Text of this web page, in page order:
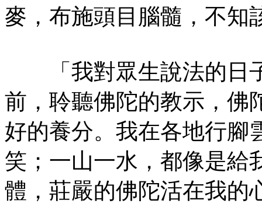
麥，布施頭目腦髓，不知
「我對眾生說法的日
前，聆聽佛陀的教示，佛
好的養分。我在各地行腳
笑；一山一水，都像是給
體，莊嚴的佛陀活在我的